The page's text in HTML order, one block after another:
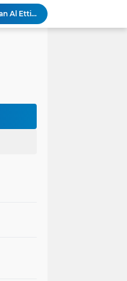
Ketua Ombudsman RI Hery Susanto Diamankan Kejagung Terkait Kasus Tambang
AHY Apresiasi Penataan Kampung Nelayan Mauk, Kawasan Kumuh Disulap Jadi Asri
BPKAD Provinsi Banten Raih Penghargaan Produsen Data Terbaik III pada Forum Satu Data Indonesia 2026